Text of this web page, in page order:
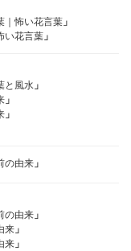
｜怖い花言葉 」
い花言葉 」
と風水 」
」
」
の由来 」
の由来 」
来 」
来 」